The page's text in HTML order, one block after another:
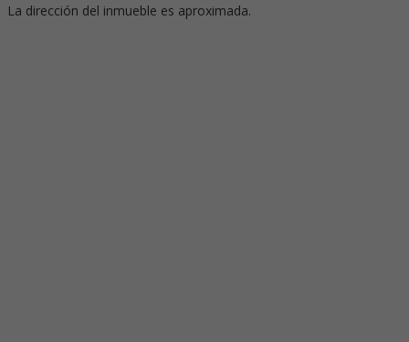
La dirección del inmueble es aproximada.